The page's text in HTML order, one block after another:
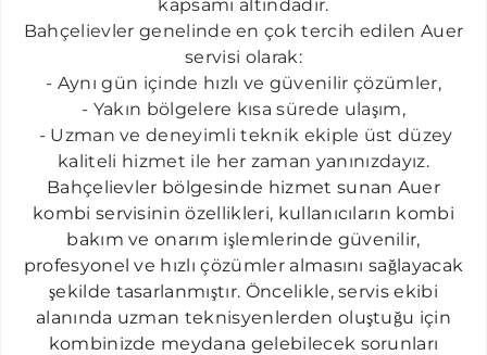
kapsamı altındadır.
Bahçelievler genelinde en çok tercih edilen Auer
servisi olarak:
- Aynı gün içinde hızlı ve güvenilir çözümler,
- Yakın bölgelere kısa sürede ulaşım,
​ - Uzman ve deneyimli teknik ekiple üst düzey
kaliteli hizmet ile her zaman yanınızdayız.
Bahçelievler bölgesinde hizmet sunan Auer
kombi servisinin özellikleri, kullanıcıların kombi
bakım ve onarım işlemlerinde güvenilir,
profesyonel ve hızlı çözümler almasını sağlayacak
şekilde tasarlanmıştır. Öncelikle, servis ekibi
alanında uzman teknisyenlerden oluştuğu için
kombinizde meydana gelebilecek sorunları
CIHANGIR AUER SERVISI
ELMADAĞ AUER SERVISI
DIKILITAŞ AUER SERVISI
FERIKÖY AUER SERVISI
FULYA AUER SERVISI
GÜLTEPE AUER SERVISI
GÖZTEPE AUER SERVISI
HALICIĞLU AUER SERVISI
HARBIYE AUER SERVISI
İSTINYE AUER SERVISI